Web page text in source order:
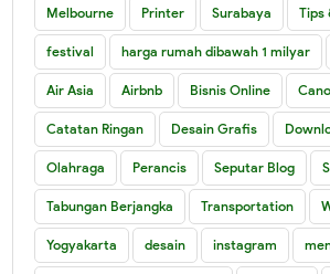
Melbourne Printer Surabaya Tips
festival harga rumah dibawah 1 milyar
Air Asia Airbnb Bisnis Online
Catatan Ringan Desain Grafis
Olahraga Perancis Seputar Blog
Tabungan Berjangka Transportation
Yogyakarta desain instagram